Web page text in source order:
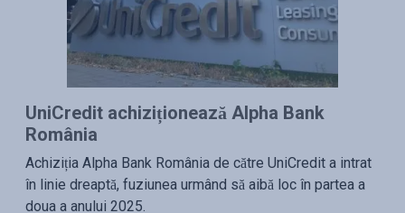
UniCredit achiziționează Alpha Bank
România
Achiziția Alpha Bank România de către UniCredit a intrat
în linie dreaptă, fuziunea urmând să aibă loc în partea a
doua a anului 2025.